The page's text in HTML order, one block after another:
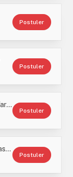
Postuler
Postuler
Conducteur de chantiers en Ouvrages d’art · Wanty
Postuler
Gestionnaire de Chantiers – Division Infrastructure – Ouvrages d’Art · Wanty
Postuler